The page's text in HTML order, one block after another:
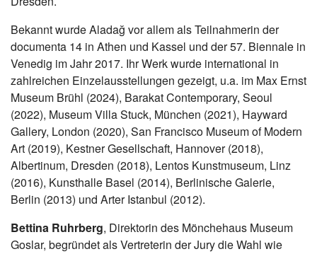
Bekannt wurde Aladağ vor allem als Teilnahmerin der
documenta 14 in Athen und Kassel und der 57. Biennale in
Venedig im Jahr 2017. Ihr Werk wurde international in
zahlreichen Einzelausstellungen gezeigt, u.a. im Max Ernst
Museum Brühl (2024), Barakat Contemporary, Seoul
(2022), Museum Villa Stuck, München (2021), Hayward
Gallery, London (2020), San Francisco Museum of Modern
Art (2019), Kestner Gesellschaft, Hannover (2018),
Albertinum, Dresden (2018), Lentos Kunstmuseum, Linz
(2016), Kunsthalle Basel (2014), Berlinische Galerie,
Berlin (2013) und Arter Istanbul (2012).
Bettina Ruhrberg, Direktorin des Mönchehaus Museum
Goslar, begründet als Vertreterin der Jury die Wahl wie